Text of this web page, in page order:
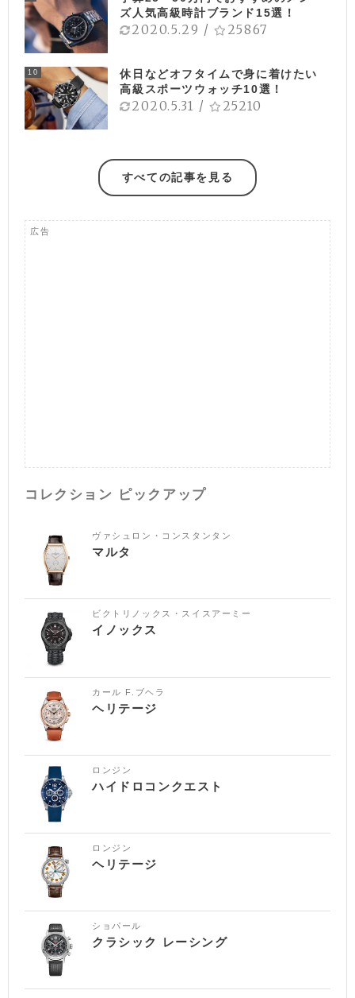
ズ人気高級時計ブランド15選！
2020.5.29 / 25867
10
休日などオフタイムで身に着けたい
高級スポーツウォッチ10選！
2020.5.31 / 25210
すべての記事を見る
広告
コレクション ピックアップ
ヴァシュロン・コンスタンタン
マルタ
ビクトリノックス・スイスアーミー
イノックス
カール F.ブヘラ
ヘリテージ
ロンジン
ハイドロコンクエスト
ロンジン
ヘリテージ
ショパール
クラシック レーシング